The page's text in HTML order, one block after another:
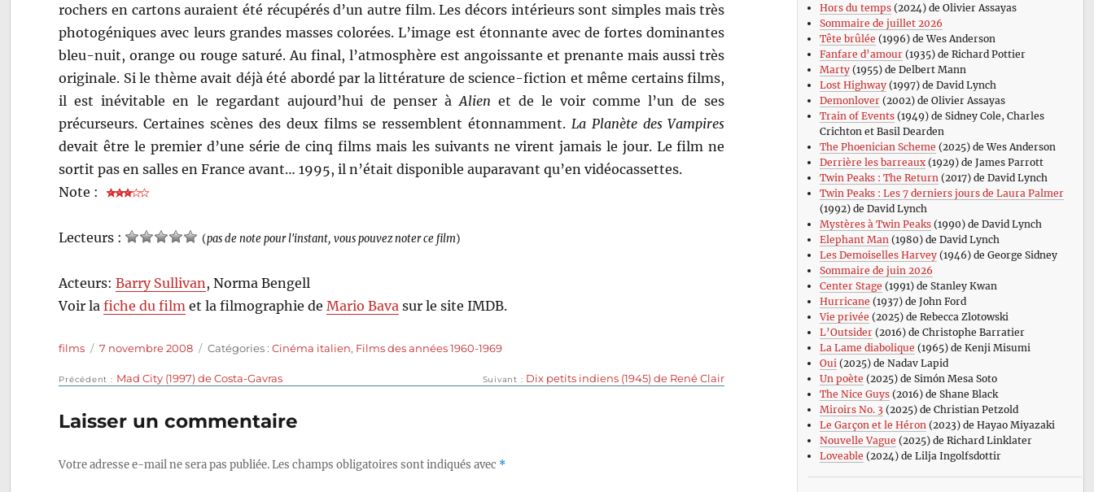
rochers en cartons auraient été récupérés d’un autre film. Les décors intérieurs sont simples mais très
photogéniques avec leurs grandes masses colorées. L’image est étonnante avec de fortes dominantes
bleu-nuit, orange ou rouge saturé. Au final, l’atmosphère est angoissante et prenante mais aussi très
originale. Si le thème avait déjà été abordé par la littérature de science-fiction et même certains films,
il est inévitable en le regardant aujourd’hui de penser à Alien et de le voir comme l’un de ses
précurseurs. Certaines scènes des deux films se ressemblent étonnamment. La Planète des Vampires
devait être le premier d’une série de cinq films mais les suivants ne virent jamais le jour. Le film ne
sortit pas en salles en France avant… 1995, il n’était disponible auparavant qu’en vidéocassettes.
Note :
Lecteurs : (pas de note pour l'instant, vous pouvez noter ce film)
Acteurs:Barry Sullivan , Norma Bengell
Voir lafiche du film et la filmographie deMario Bava sur le site IMDB.
Auteur
films
Publié
7 novembre 2008 Catégories
Catégories :Cinéma italien, Films des années 1960-1969
Navigation
de
l’article
Précédent
Publication
Mad City (1997) de Costa-Gavras Suivant
Publication
Dix petits indiens (1945) de René Clair
Laisser un commentaire
Votre adresse e-mail ne sera pas publiée.Les champs obligatoires sont indiqués avec *
Hors du temps(2024) de Olivier Assayas
Sommaire de juillet 2026
Tête brûlée (1996) de Wes Anderson
Fanfare d’amour(1935) de Richard Pottier
Marty(1955) de Delbert Mann
Lost Highway(1997) de David Lynch
Demonlover(2002) de Olivier Assayas
Train of Events(1949) de Sidney Cole, Charles
Crichton et Basil Dearden
The Phoenician Scheme (2025) de Wes Anderson
Derrière les barreaux(1929) de James Parrott
Twin Peaks : The Return(2017) de David Lynch
Twin Peaks : Les 7 derniers jours de Laura Palmer
(1992) de David Lynch
Mystères à Twin Peaks(1990) de David Lynch
Elephant Man(1980) de David Lynch
Les Demoiselles Harvey(1946) de George Sidney
Sommaire de juin 2026
Center Stage (1991) de Stanley Kwan
Hurricane (1937) de John Ford
Vie privée (2025) de Rebecca Zlotowski
L’Outsider(2016) de Christophe Barratier
La Lame diabolique (1965) de Kenji Misumi
Oui(2025) de Nadav Lapid
Un poète (2025) de Simón Mesa Soto
The Nice Guys(2016) de Shane Black
Miroirs No. 3 (2025) de Christian Petzold
Le Garçon et le Héron(2023) de Hayao Miyazaki
Nouvelle Vague (2025) de Richard Linklater
Loveable (2024) de Lilja Ingolfsdottir